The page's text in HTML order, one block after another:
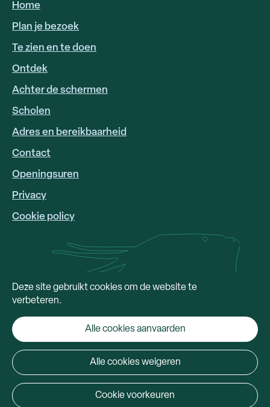
HOOFDNAVIGATIE
Home
Plan je bezoek
Te zien en te doen
Ontdek
Achter de schermen
Scholen
Deze site gebruikt cookies om de website te
verbeteren.
Cookie voorkeuren
Alle cookies weigeren
Alle cookies aanvaarden
FOOTER
LINKS
Adres en bereikbaarheid
Contact
Openingsuren
Privacy
Cookie policy